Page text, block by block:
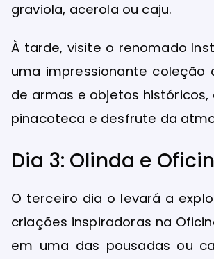
graviola, acerola ou caju.
À tarde, visite o renomado
uma impressionante coleção
de armas e objetos
pinacoteca e desfrute da
Dia 3: Olinda e
O terceiro dia o levará a
criações inspiradoras na
em uma das pousadas ou